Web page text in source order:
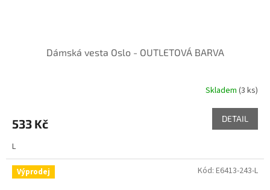
Dámská vesta Oslo - OUTLETOVÁ BARVA
Skladem (3 ks)
533 Kč DETAIL
L
Výprodej Kód: E6413-243-L